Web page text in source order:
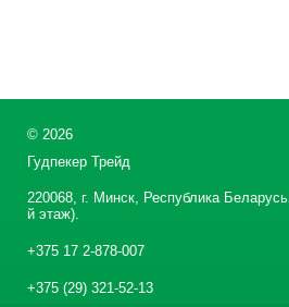
© 2026
Гудпекер Трейд
220068, г. Минск, Республика
й этаж).
+375 17 2-878-007
+375 (29) 321-52-13